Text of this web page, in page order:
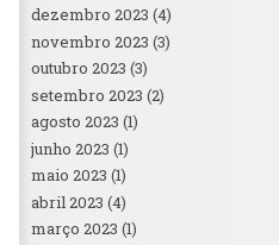
dezembro 2023 (4)
novembro 2023 (3)
outubro 2023 (3)
setembro 2023 (2)
agosto 2023 (1)
junho 2023 (1)
maio 2023 (1)
abril 2023 (4)
março 2023 (1)